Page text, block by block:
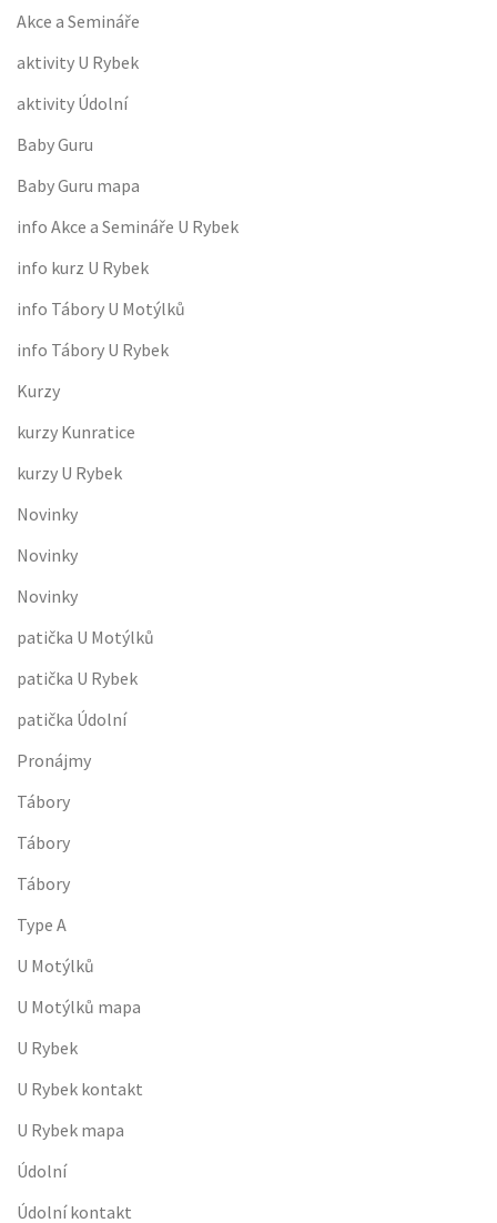
Akce a Semináře
aktivity U Rybek
aktivity Údolní
Baby Guru
Baby Guru mapa
info Akce a Semináře U Rybek
info kurz U Rybek
info Tábory U Motýlků
info Tábory U Rybek
Kurzy
kurzy Kunratice
kurzy U Rybek
Novinky
Novinky
Novinky
patička U Motýlků
patička U Rybek
patička Údolní
Pronájmy
Tábory
Tábory
Tábory
Type A
U Motýlků
U Motýlků mapa
U Rybek
U Rybek kontakt
U Rybek mapa
Údolní
Údolní kontakt